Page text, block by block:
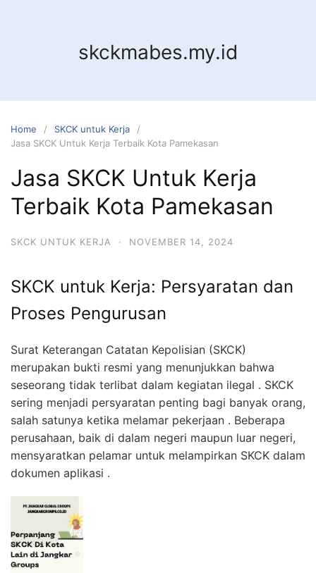
skckmabes.my.id
Home
SKCK untuk Kerja
Jasa SKCK Untuk Kerja Terbaik Kota Pamekasan
Jasa SKCK Untuk Kerja
Terbaik Kota Pamekasan
SKCK UNTUK KERJA · NOVEMBER 14, 2024
SKCK untuk Kerja: Persyaratan dan
Proses Pengurusan
Surat Keterangan Catatan Kepolisian (SKCK)
merupakan bukti resmi yang menunjukkan bahwa
seseorang tidak terlibat dalam kegiatan ilegal . SKCK
sering menjadi persyaratan penting bagi banyak orang,
salah satunya ketika melamar pekerjaan . Beberapa
perusahaan, baik di dalam negeri maupun luar negeri,
mensyaratkan pelamar untuk melampirkan SKCK dalam
dokumen aplikasi .